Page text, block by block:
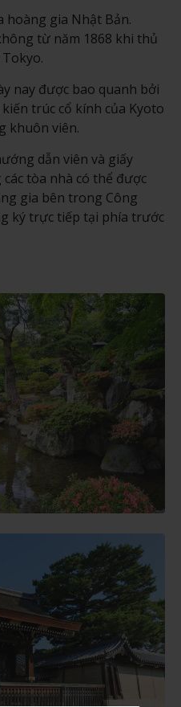
hoàng gia Nhật Bản.
từ năm 1868 khi thủ
nay được bao quanh bởi
trúc cổ kính của Kyoto
khuôn viên.
dẫn viên và giấy
tòa nhà có thể được
gia bên trong Công
ký trực tiếp tại phía trước